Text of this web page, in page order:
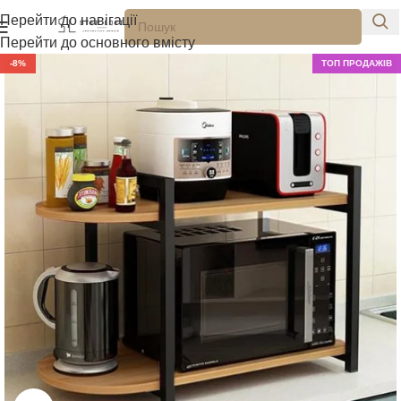
Перейти до навігації
Перейти до основного вмісту
-8% ТОП ПРОДАЖІВ